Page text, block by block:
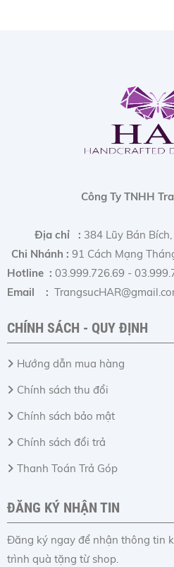
Công Ty TNHH
Địa chỉ : 384 Lũy Bán
Chi Nhánh : 91 Cách Mạng
Hotline : 03.999.726.69 -
Email :
CHÍNH SÁCH - QUY ĐỊNH
Hướng dẫn mua hàng
Chính sách thu đổi
Chính sách bảo mật
Chính sách đổi trả
Thanh Toán Trả Góp
ĐĂNG KÝ NHẬN TIN
Đăng ký ngay để nhận thông tin
trình quà tặng từ shop.